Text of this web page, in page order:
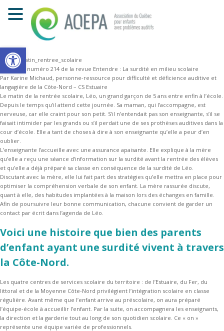
Vivre avec la surdité
Le matin de la rentrée scolaire
Extrait du numéro 214 de la revue Entendre : La surdité en milieu scolaire
Par Karine Michaud, personne-ressource pour difficulté et déficience auditive et
langagière de la Côte-Nord – CS Estuaire
Le matin de la rentrée scolaire, Léo, un grand garçon de 5 ans entre enfin à l’école.
Depuis le temps qu’il attend cette journée. Sa maman, qui l’accompagne, est
nerveuse, car elle craint pour son petit. S’il n’entendait pas son enseignante, s’il se
faisait intimider par les grands ou s’il perdait une de ses prothèses auditives dans la
cour d’école. Elle a tant de choses à dire à son enseignante qu’elle a peur d’en
oublier.
L’enseignante l’accueille avec une assurance apaisante. Elle explique à la mère
qu’elle a reçu une séance d’information sur la surdité avant la rentrée des élèves
et qu’elle a déjà préparé sa classe en conséquence de la surdité de Léo.
Discutant avec la mère, elle lui fait part des stratégies qu’elle mettra en place pour
optimiser la compréhension verbale de son enfant. La mère rassurée discute,
quant à elle, des habitudes implantées à la maison lors des échanges en famille.
Afin de poursuivre leur bonne communication, chacune convient de garder un
contact par écrit dans l’agenda de Léo.
Voici une histoire que bien des parents
d’enfant ayant une surdité vivent à travers
la Côte-Nord.
Les quatre centres de services scolaire du territoire : de l’Estuaire, du Fer, du
littoral et de la Moyenne Côte-Nord privilégient l’intégration scolaire en classe
régulière. Avant même que l’enfant arrive au préscolaire, on aura préparé
l’équipe-école à accueillir l’enfant. Par la suite, on accompagnera les enseignants,
la direction et la garderie tout au long de son quotidien scolaire. Ce « on »
représente une équipe variée de professionnels.
Ouvrir la barre d’outils